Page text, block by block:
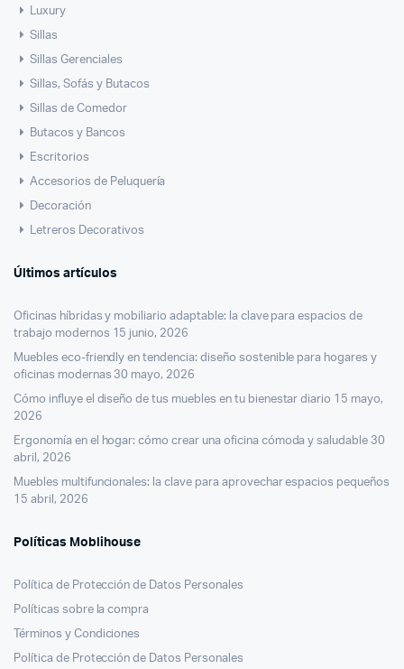
Luxury
Sillas
Sillas Gerenciales
Sillas, Sofás y Butacos
Sillas de Comedor
Butacos y Bancos
Escritorios
Accesorios de Peluquería
Decoración
Letreros Decorativos
Últimos artículos
Oficinas híbridas y mobiliario adaptable: la clave para espacios de
trabajo modernos 15 junio, 2026
Muebles eco-friendly en tendencia: diseño sostenible para hogares y
oficinas modernas 30 mayo, 2026
Cómo influye el diseño de tus muebles en tu bienestar diario 15 mayo,
2026
Ergonomía en el hogar: cómo crear una oficina cómoda y saludable 30
abril, 2026
Muebles multifuncionales: la clave para aprovechar espacios pequeños
15 abril, 2026
Políticas Moblihouse
Política de Protección de Datos Personales
Políticas sobre la compra
Términos y Condiciones
Política de Protección de Datos Personales